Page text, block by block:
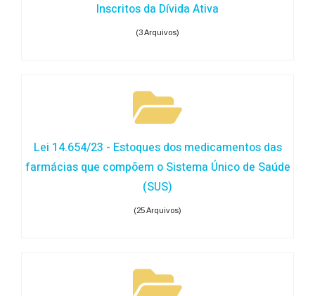
Inscritos da Dívida Ativa
(3 Arquivos)
Lei 14.654/23 - Estoques dos medicamentos das
farmácias que compõem o Sistema Único de Saúde
(SUS)
(25 Arquivos)